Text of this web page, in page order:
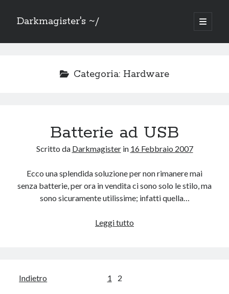
Darkmagister's ~/
apri
menu
Barra
Mercatino
Sezione dedicata alla svendita di oggetti che ho: doppi, non uso più o
Vai alMercatino
Categoria: Hardware
Batterie ad USB
Scritto da Darkmagisterin 16 Febbraio 2007
Ecco una splendida soluzione per non rimanere mai
senza batterie, per ora in vendita ci sono solo le stilo, ma
sono sicuramente utilissime; infatti quella…
Leggi tutto
Paginazione
Indietro 1 2